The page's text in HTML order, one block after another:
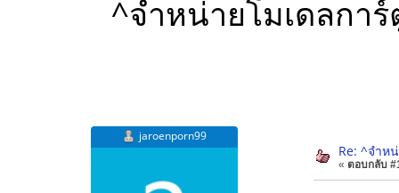
^จำหน่ายโมเดลกา
jaroenporn99
Re: ^จำห
« ตอบกลับ